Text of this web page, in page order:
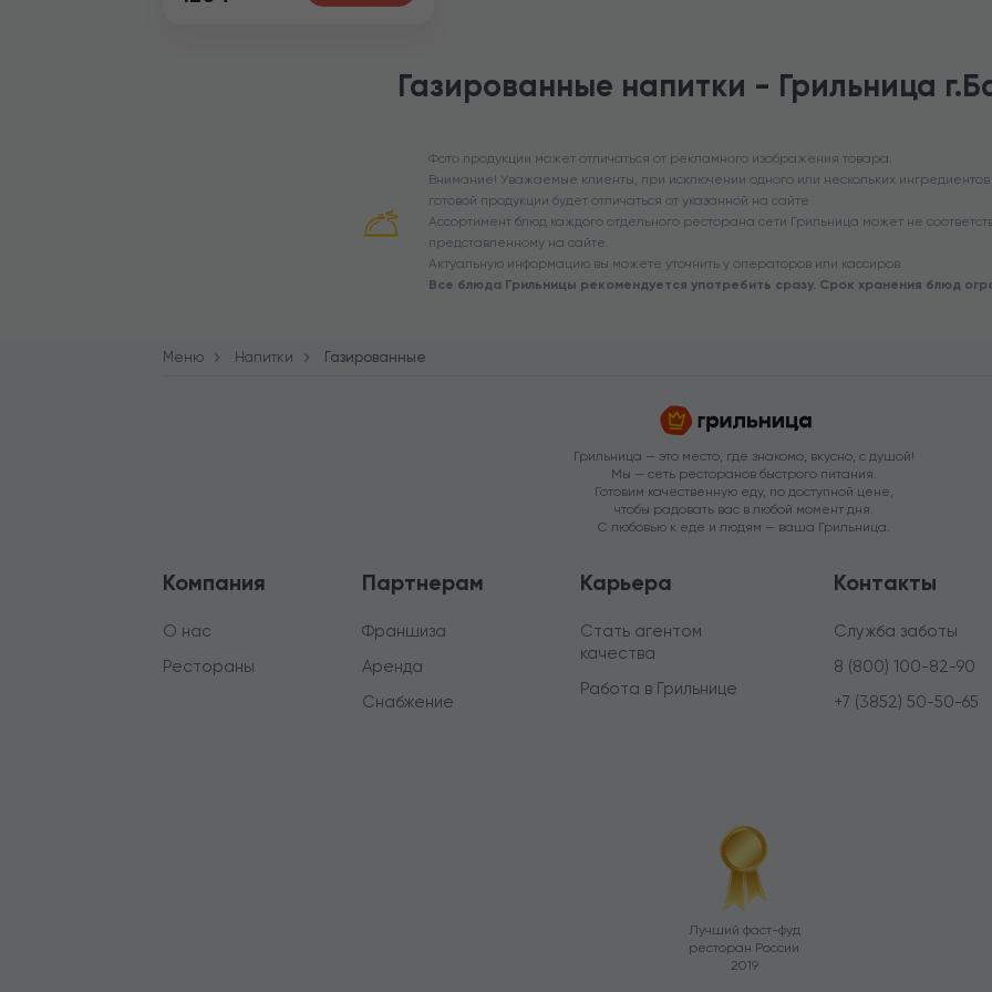
Газированные напитки - Грильница
Фото продукции может отличаться от рекламного изображения товара.
Внимание! Уважаемые клиенты, при исключении одного или нескольких
готовой продукции будет отличаться от указанной на сайте
Ассортимент блюд каждого отдельного ресторана сети Грильница может не
представленному на сайте.
Актуальную информацию вы можете уточнить у операторов или кассиров.
Все блюда Грильницы рекомендуется употребить сразу. Срок хранения блюд
Меню Напитки Газированные
Грильница — это место, где знакомо, вкусно, с душой!
Мы — сеть ресторанов быстрого питания.
Готовим качественную еду, по доступной цене,
чтобы радовать вас в любой момент дня.
С любовью к еде и людям — ваша Грильница.
Компания
О нас
Рестораны
Партнерам
Франшиза
Аренда
Снабжение
Карьера
Стать агентом
качества
Работа в Грильнице
Контакты
Служба заботы
8 (800) 100-82-90
+7 (3852) 50-50-65
Лучший фаст-фуд
ресторан России
2019